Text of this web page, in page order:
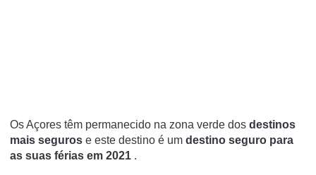
Os Açores têm permanecido na zona verde dos destinos
mais seguros e este destino é um destino seguro para
as suas férias em 2021 .